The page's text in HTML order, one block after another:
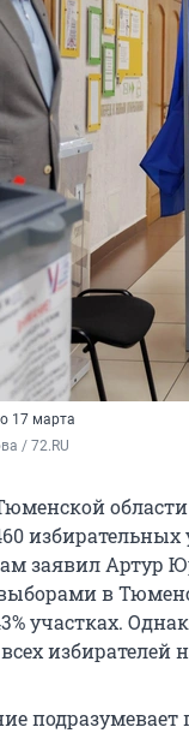
17 марта
/ 72.RU
избирательных
заявил Артур
в
участках.
избирателей
подразумевает